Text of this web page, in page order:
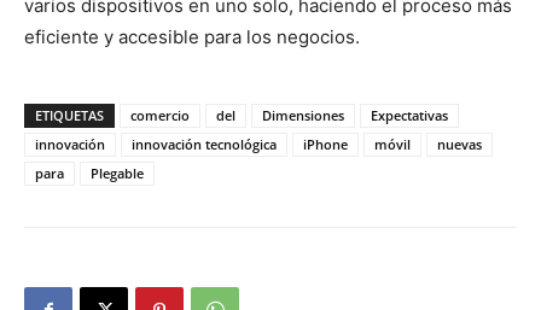
varios dispositivos en uno solo, haciendo el proceso más
eficiente y accesible para los negocios.
ETIQUETAS comercio del Dimensiones
Expectativas
innovación
innovación tecnológica iPhone móvil
nuevas
para
Plegable